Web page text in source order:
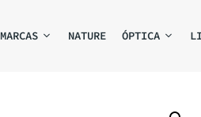
MARCAS NATURE ÓPTICA